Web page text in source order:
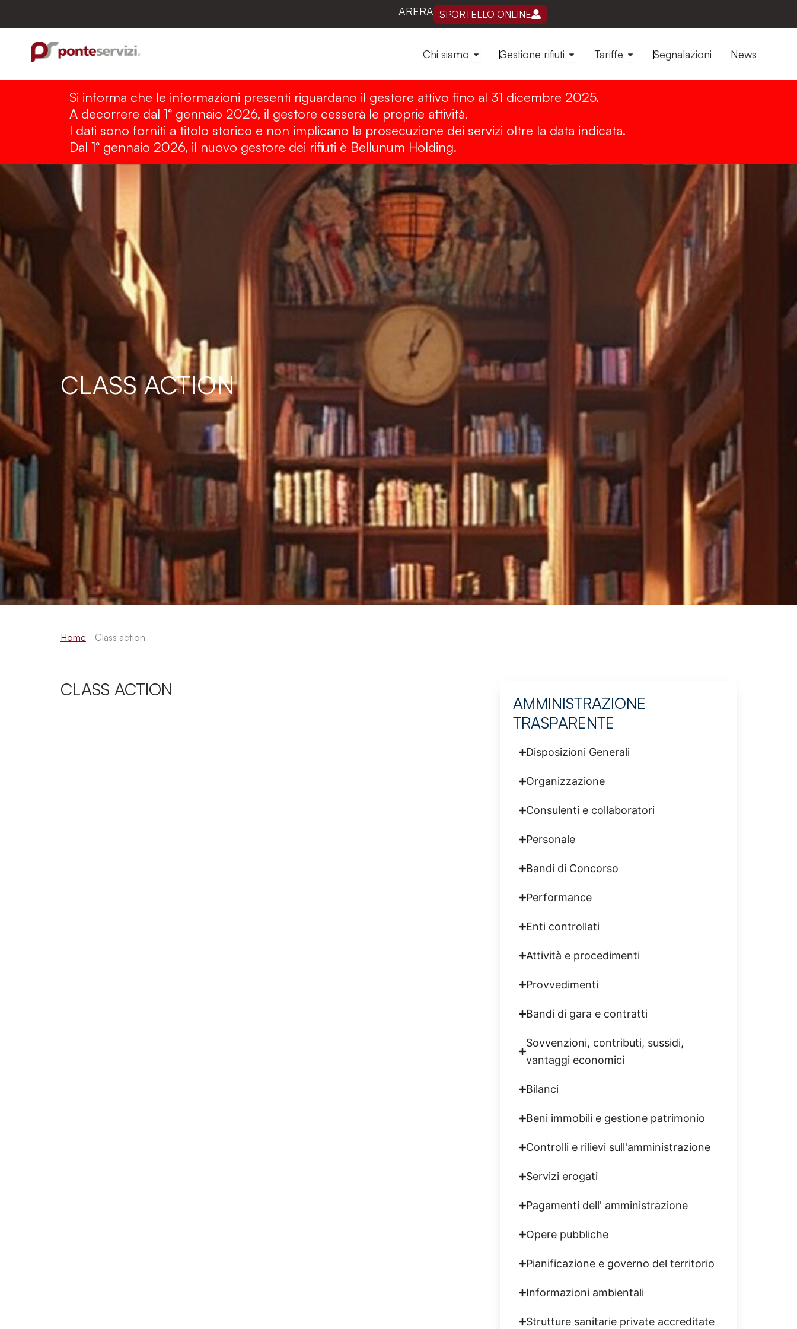
ARERA SPORTELLO ONLINE
Chi siamo Open Chi siamo
Gestione rifiuti Open Gestione rifiuti
Tariffe Open TariffeSegnalazioni News
Si informa che le informazioni presenti riguardano il gestore attivo fino al 31 dicembre 2025.
A decorrere dal 1° gennaio 2026, il gestore cesserà le proprie attività.
I dati sono forniti a titolo storico e non implicano la prosecuzione dei servizi oltre la data indicata.
Dal 1° gennaio 2026, il nuovo gestore dei rifiuti è Bellunum Holding.
CLASS ACTION
Home - Class action
CLASS ACTION
AMMINISTRAZIONE
TRASPARENTE
Disposizioni Generali
Organizzazione
Consulenti e collaboratori
Personale
Bandi di Concorso
Performance
Enti controllati
Attività e procedimenti
Provvedimenti
Bandi di gara e contratti
Sovvenzioni, contributi, sussidi,
vantaggi economici
Bilanci
Beni immobili e gestione patrimonio
Controlli e rilievi sull'amministrazione
Servizi erogati
Pagamenti dell' amministrazione
Opere pubbliche
Pianificazione e governo del territorio
Informazioni ambientali
Strutture sanitarie private accreditate